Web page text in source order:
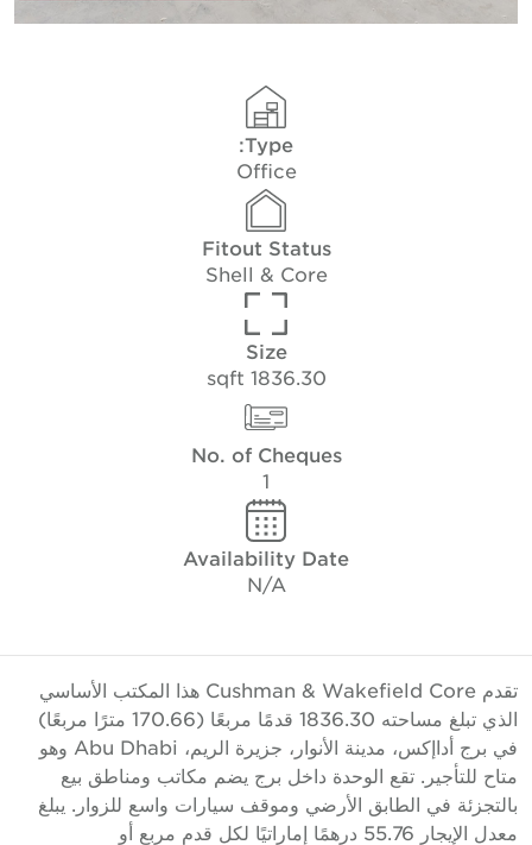
Type:
Office
Fitout Status
Shell & Core
Size
1836.30 sqft
No. of Cheques
Availability Date
N/A
تقدم Cushman & Wakefield Core هذا المكتب الأساسي
الذي تبلغ مساحته 1836.30 قدمًا مربعًا (170.66 مترًا مربعًا)
في برج أداإكس، مدينة الأنوار، جزيرة الريم، Abu Dhabi وهو
متاح للتأجير. تقع الوحدة داخل برج يضم مكاتب ومناطق بيع
بالتجزئة في الطابق الأرضي وموقف سيارات واسع للزوار. يبلغ
معدل الإيجار 55.76 درهمًا إماراتيًا لكل قدم مربع أو